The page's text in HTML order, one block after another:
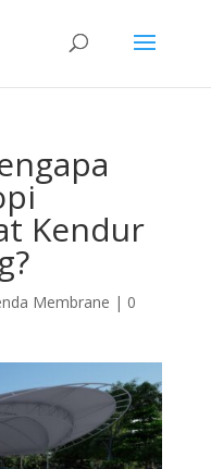
Kendur
Membrane | 0